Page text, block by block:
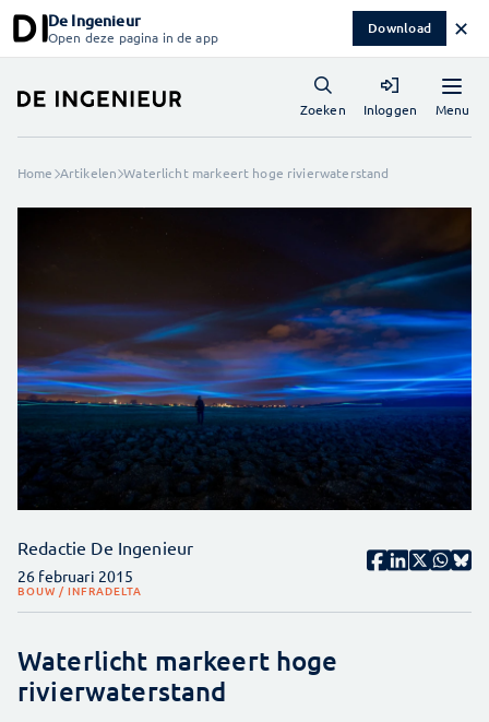
De Ingenieur
Open deze pagina in de app Download ✕
Menu
Zoeken Inloggen
Home Artikelen Waterlicht markeert hoge rivierwaterstand
Redactie De Ingenieur
26 februari 2015
BOUW / INFRADELTA
Waterlicht markeert hoge
rivierwaterstand